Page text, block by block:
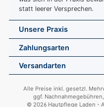
statt leerer Versprechen.
Unsere Praxis
Zahlungsarten
Versandarten
Alle Preise inkl. gesetzl.
ggf.
© 2026 Hautpflege Laden -